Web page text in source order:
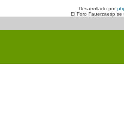
Desarrollado por
El Foro Fauerzaesp